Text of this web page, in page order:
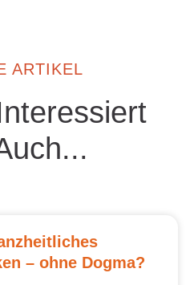
ARTIKEL
– ohne Dogma?